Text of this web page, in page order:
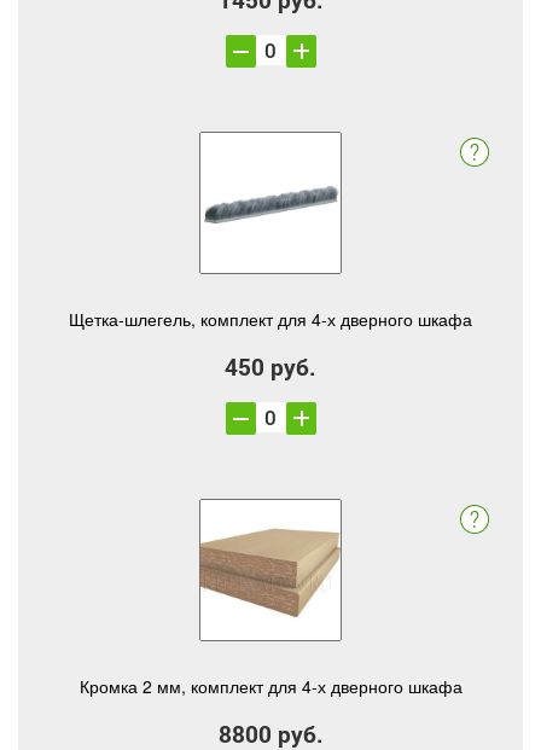
Щетка-шлегель, комплект для 4-х дверного шкафа
450 руб.
Кромка 2 мм, комплект для 4-х дверного шкафа
8800 руб.